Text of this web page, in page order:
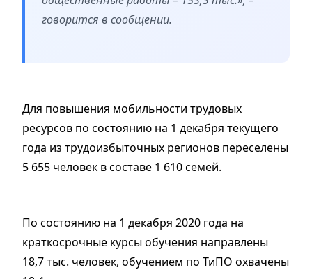
говорится в сообщении.
Для повышения мобильности трудовых
ресурсов по состоянию на 1 декабря текущего
года из трудоизбыточных регионов переселены
5 655 человек в составе 1 610 семей.
По состоянию на 1 декабря 2020 года на
краткосрочные курсы обучения направлены
18,7 тыс. человек, обучением по ТиПО охвачены